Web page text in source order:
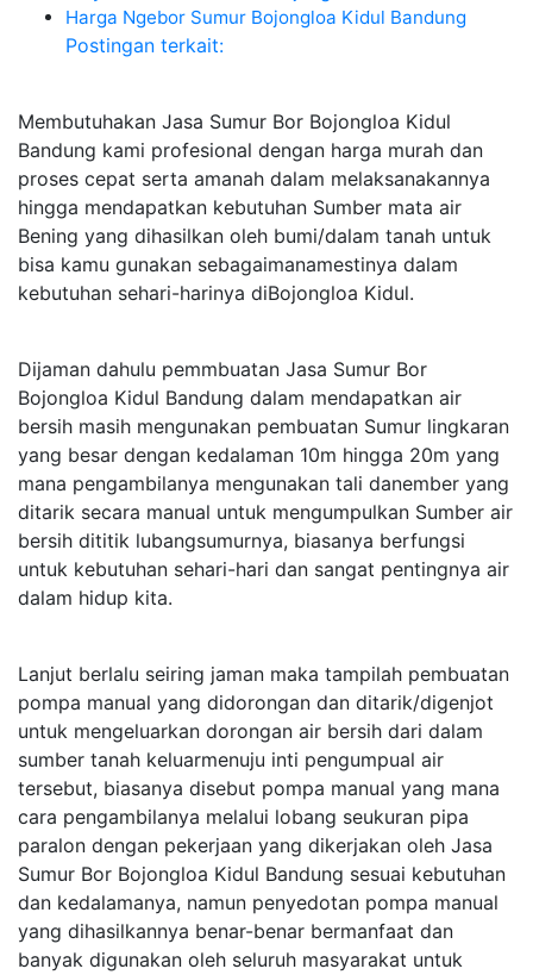
Harga Ngebor Sumur Bojongloa Kidul Bandung
Postingan terkait:
Membutuhakan Jasa Sumur Bor Bojongloa Kidul
Bandung kami profesional dengan harga murah dan
proses cepat serta amanah dalam melaksanakannya
hingga mendapatkan kebutuhan Sumber mata air
Bening yang dihasilkan oleh bumi/dalam tanah untuk
bisa kamu gunakan sebagaimanamestinya dalam
kebutuhan sehari-harinya diBojongloa Kidul.
Dijaman dahulu pemmbuatan Jasa Sumur Bor
Bojongloa Kidul Bandung dalam mendapatkan air
bersih masih mengunakan pembuatan Sumur lingkaran
yang besar dengan kedalaman 10m hingga 20m yang
mana pengambilanya mengunakan tali danember yang
ditarik secara manual untuk mengumpulkan Sumber air
bersih dititik lubangsumurnya, biasanya berfungsi
untuk kebutuhan sehari-hari dan sangat pentingnya air
dalam hidup kita.
Lanjut berlalu seiring jaman maka tampilah pembuatan
pompa manual yang didorongan dan ditarik/digenjot
untuk mengeluarkan dorongan air bersih dari dalam
sumber tanah keluarmenuju inti pengumpual air
tersebut, biasanya disebut pompa manual yang mana
cara pengambilanya melalui lobang seukuran pipa
paralon dengan pekerjaan yang dikerjakan oleh Jasa
Sumur Bor Bojongloa Kidul Bandung sesuai kebutuhan
dan kedalamanya, namun penyedotan pompa manual
yang dihasilkannya benar-benar bermanfaat dan
banyak digunakan oleh seluruh masyarakat untuk